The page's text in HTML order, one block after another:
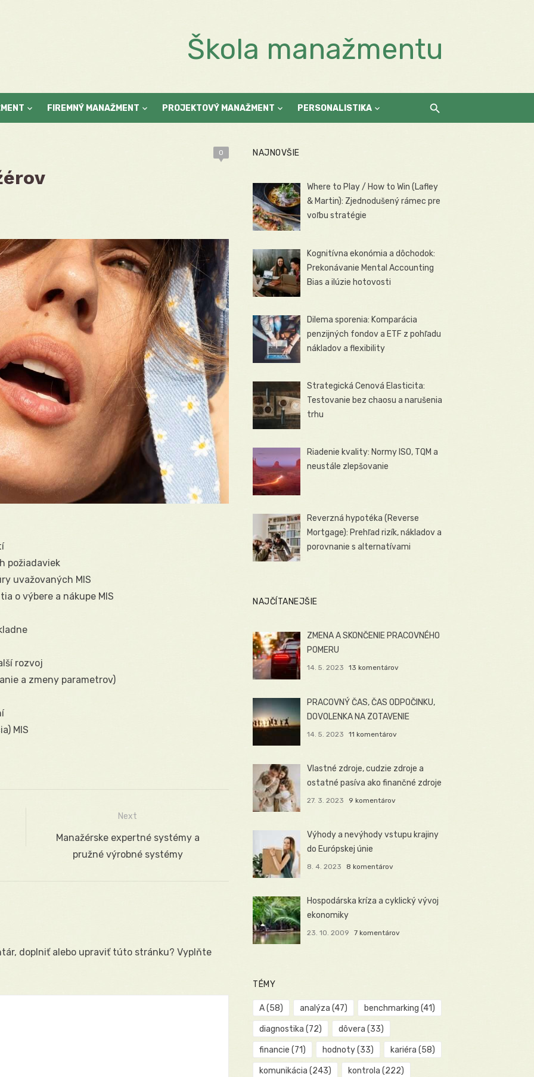
Škola manažmentu
FIREMNÝ MANAŽMENT PROJEKTOVÝ MANAŽMENT PERSONALISTIKA
0
požiadaviek
uvažovaných MIS
o výbere a nákupe MIS
rozvoj
a zmeny parametrov)
MIS
Next
Next
Manažérske expertné systémy a
pružné výrobné systémy
doplniť alebo upraviť túto stránku? Vyplňte
NAJNOVŠIE
Where to Play / How to Win (Lafley
& Martin): Zjednodušený rámec pre
voľbu stratégie
Kognitívna ekonómia a dôchodok:
Prekonávanie Mental Accounting
Bias a ilúzie hotovosti
Dilema sporenia: Komparácia
penzijných fondov a ETF z pohľadu
nákladov a flexibility
Strategická Cenová Elasticita:
Testovanie bez chaosu a narušenia
trhu
Riadenie kvality: Normy ISO, TQM a
neustále zlepšovanie
Reverzná hypotéka (Reverse
Mortgage): Prehľad rizík, nákladov a
porovnanie s alternatívami
NAJČÍTANEJŠIE
ZMENA A SKONČENIE PRACOVNÉHO
POMERU
14. 5. 2023 13 komentárov
PRACOVNÝ ČAS, ČAS ODPOČINKU,
DOVOLENKA NA ZOTAVENIE
14. 5. 2023 11 komentárov
Vlastné zdroje, cudzie zdroje a
ostatné pasíva ako finančné zdroje
27. 3. 2023 9 komentárov
Výhody a nevýhody vstupu krajiny
do Európskej únie
8. 4. 2023 8 komentárov
Hospodárska kríza a cyklický vývoj
ekonomiky
23. 10. 2009 7 komentárov
TÉMY
A(58) analýza (47) benchmarking (41)
diagnostika (72) dôvera (33)
financie (71) hodnoty(33) kariéra (58)
komunikácia (243) kontrola (222)